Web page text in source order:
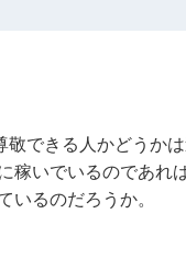
敬できる人かどうか
稼いでいるのであれ
いるのだろうか。